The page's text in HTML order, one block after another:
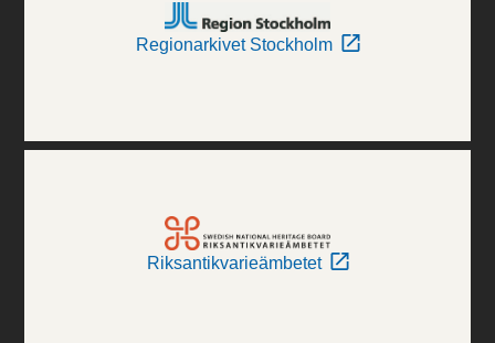
Regionarkivet Stockholm
Riksantikvarieämbetet